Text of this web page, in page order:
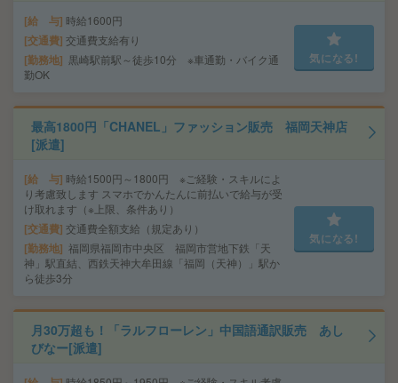
給 与 時給1600円
交通費 交通費支給有り
勤務地
黒崎駅前駅～徒歩10分 ※車通勤・バイク通
勤OK
気になる!
最高1800円「CHANEL」ファッション販売 福岡天神店
[派遣]
給 与 時給1500円～1800円 ※ご経験・スキルによ
り考慮致します スマホでかんたんに前払いで給与が受
け取れます（※上限、条件あり）
交通費 交通費全額支給（規定あり）
勤務地 福岡県福岡市中央区 福岡市営地下鉄「天
神」駅直結、西鉄天神大牟田線「福岡（天神）」駅か
ら徒歩3分
気になる!
月30万超も！「ラルフローレン」中国語通訳販売 あし
びなー[派遣]